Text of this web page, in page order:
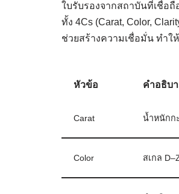
ใบรับรองจากสถาบันที่เชื่อถื
ทั้ง 4Cs (Carat, Color,
ช่วยสร้างความเชื่อมั่น ทำให้
หัวข้อ คำอธิบ
Carat น้ำหนักก
Color สเกล